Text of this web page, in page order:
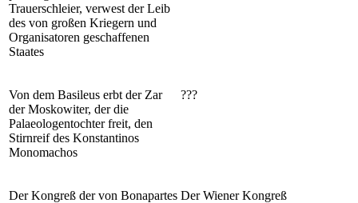
Trauerschleier, verwest der Leib
des von großen Kriegern und
Organisatoren geschaffenen
Staates
Von dem Basileus erbt der Zar
der Moskowiter, der die
Palaeologentochter freit, den
Stirnreif des Konstantinos
Monomachos
???
Der Kongreß der von Bonapartes Der Wiener Kongreß